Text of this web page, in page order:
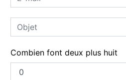
Combien font deux plus huit